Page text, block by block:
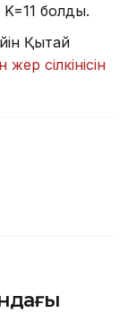
K=11 болды.
Қытай
сілкінісін